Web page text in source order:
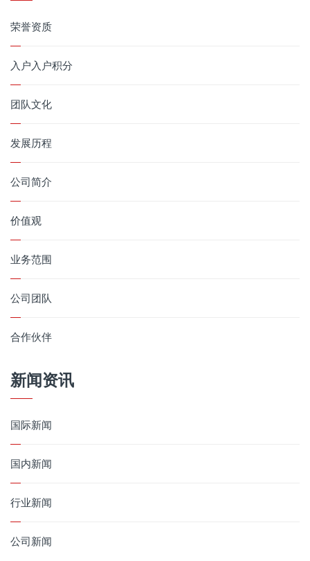
荣誉资质
入户入户积分
团队文化
发展历程
公司简介
价值观
业务范围
公司团队
合作伙伴
新闻资讯
国际新闻
国内新闻
行业新闻
公司新闻